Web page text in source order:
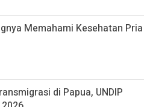
Memahami Kesehatan Pria
di Papua, UNDIP